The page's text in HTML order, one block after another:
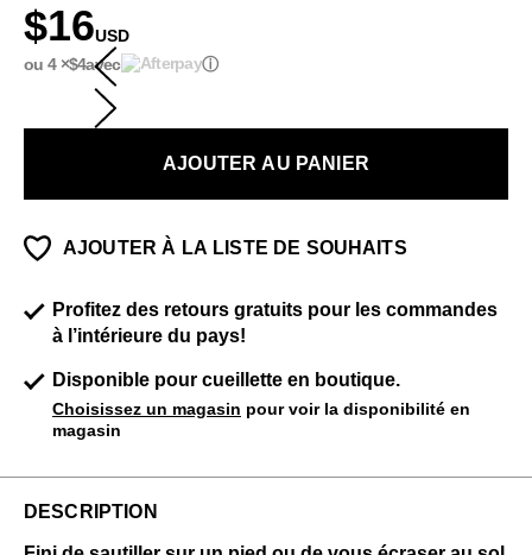
$16USD
ou 4 ×$4avec ⓘ
AJOUTER AU PANIER
AJOUTER À LA LISTE DE SOUHAITS
Profitez des retours gratuits pour les commandes
à l’intérieure du pays!
Disponible pour cueillette en boutique.
Choisissez un magasin pour voir la disponibilité en
magasin
DESCRIPTION